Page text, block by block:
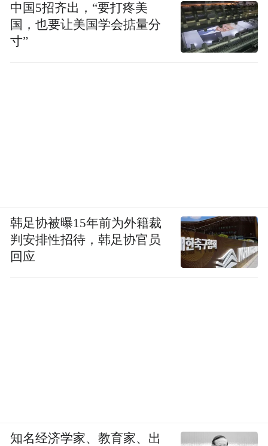
中国5招齐出，“要打疼美
国，也要让美国学会掂量分
寸”
韩足协被曝15年前为外籍裁
判安排性招待，韩足协官员
回应
知名经济学家、教育家、出